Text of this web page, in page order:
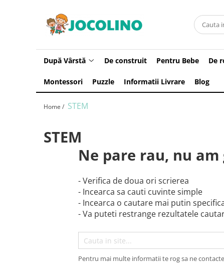
După Vârstă
După Vârstă De construit Pentru Bebe De
Montessori Puzzle Informatii Livrare Blog
Home / STEM
STEM
Ne pare rau, nu
- Verifica de doua ori scrierea
- Incearca sa cauti cuvinte simple
- Incearca o cautare mai putin
- Va puteti restrange rezultatele
Pentru mai multe informatii te rog sa ne